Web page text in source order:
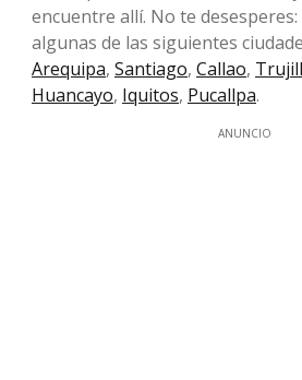
encuentre allí. No te
algunas de las siguientes
Arequipa, Santiago, Callao,
Huancayo, Iquitos, Pucallpa.
ANUNCIO